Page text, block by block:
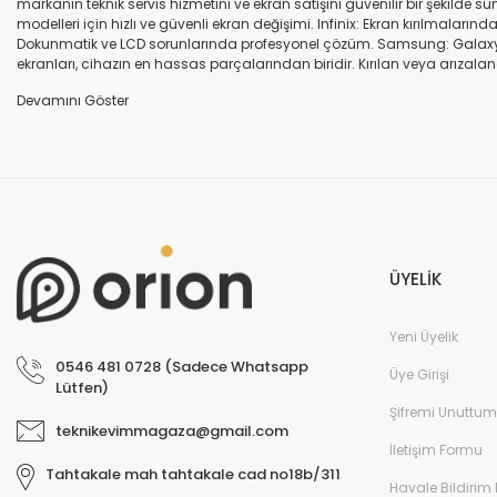
markanın teknik servis hizmetini ve ekran satışını güvenilir bir şekilde
modelleri için hızlı ve güvenli ekran değişimi. Infinix: Ekran
Dokunmatik ve LCD sorunlarında profesyonel çözüm. Samsung:
ekranları, cihazın en hassas parçalarından biridir. Kırılan veya
uyumlu olup olmadığına dikkat ediniz. HK-ZY-A.Kalite ekran: Daha
0546 481 0728 (Sadece Whatsapp
Lütfen)
teknikevimmagaza@gmail.com
Tahtakale mah tahtakale cad no18b/311
ÜYELİK
Yeni Üyelik
Üye Girişi
Şifremi Unuttum
İletişim Formu
Havale Bildirim